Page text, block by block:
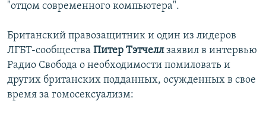
"отцом современного компьютера".
Британский правозащитник и один из лидеров
ЛГБТ-сообщества Питер Тэтчеллзаявил в интервью
Радио Свобода о необходимости помиловать и
других британских подданных, осужденных в свое
время за гомосексуализм: